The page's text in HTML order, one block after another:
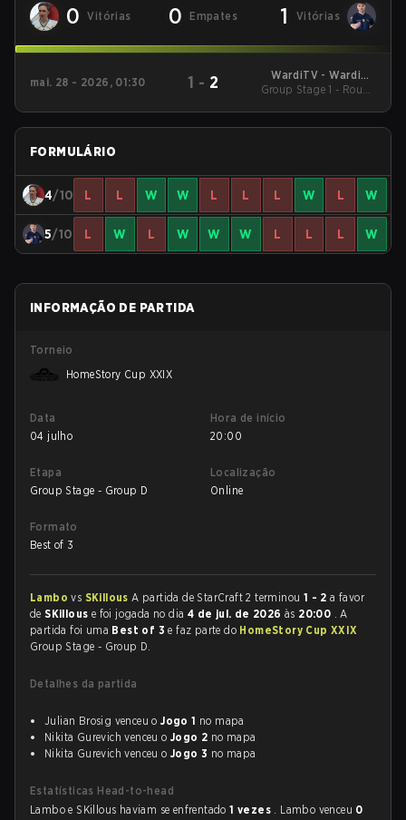
0 Vitórias 0 Empates 1 Vitórias
mai. 28 - 2026, 01:30 1 - 2
WardiTV - WardiTV
Championship
Group Stage 1 - Round
FORMULÁRIO
4/10 L L W W L L L W L W
5/10 L W L W W W L L L W
INFORMAÇÃO DE PARTIDA
Torneio
HomeStory Cup XXIX
Data
04 julho
Hora de início
20:00
Etapa
Group Stage - Group D
Localização
Online
Formato
Best of 3
Lambovs SKillousA partida de StarCraft 2 terminou 1 - 2 a favor
deSKillous e foi jogada no dia 4 de jul. de 2026às 20:00 . A
partida foi uma Best of 3e faz parte do HomeStory Cup XXIX
Group Stage - Group D.
Detalhes da partida
Julian Brosig venceu oJogo 1 no mapa
Nikita Gurevich venceu o Jogo 2 no mapa
Nikita Gurevich venceu o Jogo 3 no mapa
Estatísticas Head-to-head
Lambo e SKillous haviam se enfrentado1 vezes . Lambo venceu 0